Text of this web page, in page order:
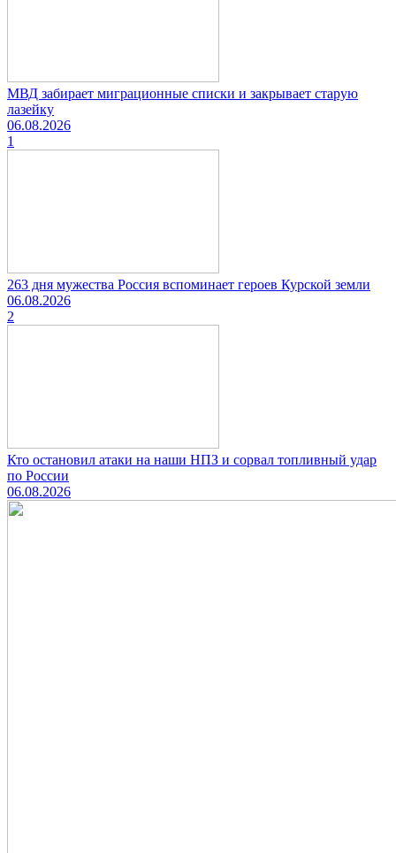
МВД забирает миграционные списки и закрывает старую
лазейку
06.08.2026
1
263 дня мужества Россия вспоминает героев Курской земли
06.08.2026
2
Кто остановил атаки на наши НПЗ и сорвал топливный удар
по России
06.08.2026